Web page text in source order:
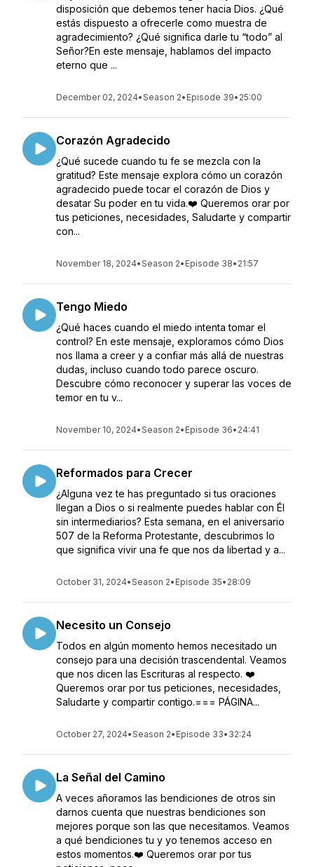
disposición que debemos tener hacia Dios. ¿Qué
estás dispuesto a ofrecerle como muestra de
agradecimiento? ¿Qué significa darle tu “todo” al
Señor?En este mensaje, hablamos del impacto
eterno que ...
December 02, 2024•Season 2• Episode 39• 25:00
Corazón Agradecido
¿Qué sucede cuando tu fe se mezcla con la
gratitud? Este mensaje explora cómo un corazón
agradecido puede tocar el corazón de Dios y
desatar Su poder en tu vida.❤️ Queremos orar por
tus peticiones, necesidades, Saludarte y compartir
con...
November 18, 2024•Season 2• Episode 38• 21:57
Tengo Miedo
¿Qué haces cuando el miedo intenta tomar el
control? En este mensaje, exploramos cómo Dios
nos llama a creer y a confiar más allá de nuestras
dudas, incluso cuando todo parece oscuro.
Descubre cómo reconocer y superar las voces de
temor en tu v...
November 10, 2024•Season 2• Episode 36• 24:41
Reformados para Crecer
¿Alguna vez te has preguntado si tus oraciones
llegan a Dios o si realmente puedes hablar con Él
sin intermediarios? Esta semana, en el aniversario
507 de la Reforma Protestante, descubrimos lo
que significa vivir una fe que nos da libertad y a...
October 31, 2024•Season 2• Episode 35• 28:09
Necesito un Consejo
Todos en algún momento hemos necesitado un
consejo para una decisión trascendental. Veamos
que nos dicen las Escrituras al respecto. ❤️
Queremos orar por tus peticiones, necesidades,
Saludarte y compartir contigo.=== PÁGINA...
October 27, 2024•Season 2• Episode 33• 32:24
La Señal del Camino
A veces añoramos las bendiciones de otros sin
darnos cuenta que nuestras bendiciones son
mejores porque son las que necesitamos. Veamos
a qué bendiciones tu y yo tenemos acceso en
estos momentos.❤️ Queremos orar por tus